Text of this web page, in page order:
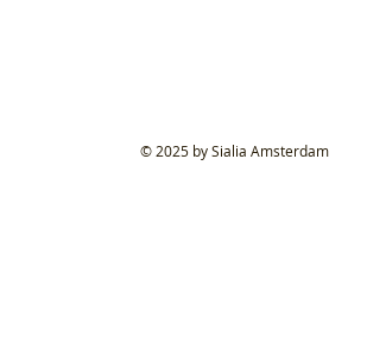
© 2025 by Sialia Amsterdam